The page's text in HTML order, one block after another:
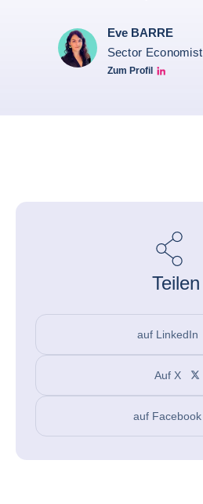
Eve BARRE
Sector Economist
Zum Profil
Eve barré linkedin
Teilen
auf LinkedIn
Auf X
auf Facebook